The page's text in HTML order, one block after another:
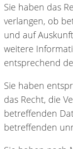
Sie haben das
verlangen, ob
und auf
weitere
entsprechend
Sie haben
das Recht, die
betreffenden
betreffenden